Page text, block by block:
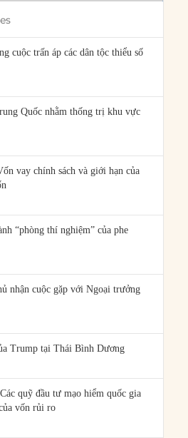
cuộc trấn áp các dân tộc thiểu số
Quốc nhằm thống trị khu vực
vay chính sách và giới hạn của
“phòng thí nghiệm” của phe
nhận cuộc gặp với Ngoại trưởng
Trump tại Thái Bình Dương
quỹ đầu tư mạo hiểm quốc gia
vốn rủi ro